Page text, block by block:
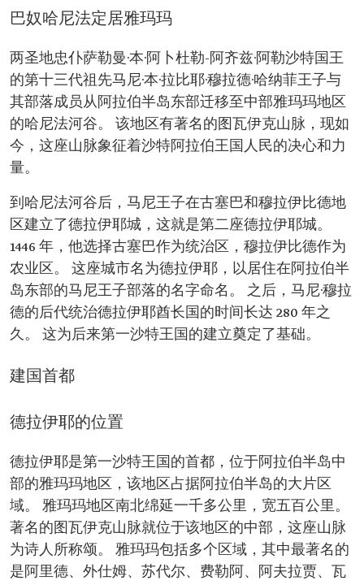
巴奴哈尼法定居雅玛玛
两圣地忠仆萨勒曼·本·阿卜杜勒-阿齐兹·阿勒沙特国王
的第十三代祖先马尼·本·拉比耶·穆拉德·哈纳菲王子与
其部落成员从阿拉伯半岛东部迁移至中部雅玛玛地区
的哈尼法河谷。 该地区有著名的图瓦伊克山脉，现如
今，这座山脉象征着沙特阿拉伯王国人民的决心和力
量。
到哈尼法河谷后，马尼王子在古塞巴和穆拉伊比德地
区建立了德拉伊耶城，这就是第二座德拉伊耶城。
1446 年，他选择古塞巴作为统治区，穆拉伊比德作为
农业区。 这座城市名为德拉伊耶，以居住在阿拉伯半
岛东部的马尼王子部落的名字命名。 之后，马尼·穆拉
德的后代统治德拉伊耶酋长国的时间长达 280 年之
久。 这为后来第一沙特王国的建立奠定了基础。
建国首都
德拉伊耶的位置
德拉伊耶是第一沙特王国的首都，位于阿拉伯半岛中
部的雅玛玛地区，该地区占据阿拉伯半岛的大片区
域。 雅玛玛地区南北绵延一千多公里，宽五百公里。
著名的图瓦伊克山脉就位于该地区的中部，这座山脉
为诗人所称颂。 雅玛玛包括多个区域，其中最著名的
是阿里德、外仕姆、苏代尔、费勒阿、阿夫拉贾、瓦